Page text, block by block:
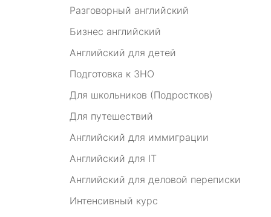
Разговорный английский
Бизнес английский
Английский для детей
Подготовка к ЗНО
Для школьников (Подростков)
Для путешествий
Английский для иммиграции
Английский для IT
Английский для деловой переписки
Интенсивный курс